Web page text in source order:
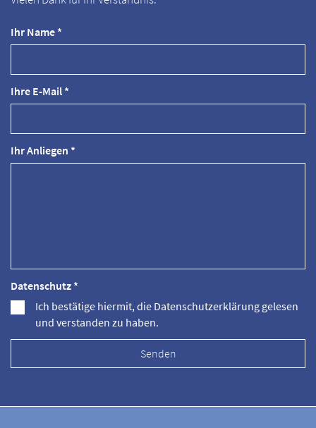
Ihr Name *
Ihre E-Mail *
Ihr Anliegen *
Datenschutz *
Ich bestätige hiermit, die Datenschutzerklärung gelesen
und verstanden zu haben.